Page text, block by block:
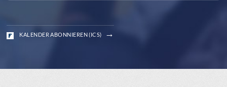
KALENDER ABONNIEREN (ICS)